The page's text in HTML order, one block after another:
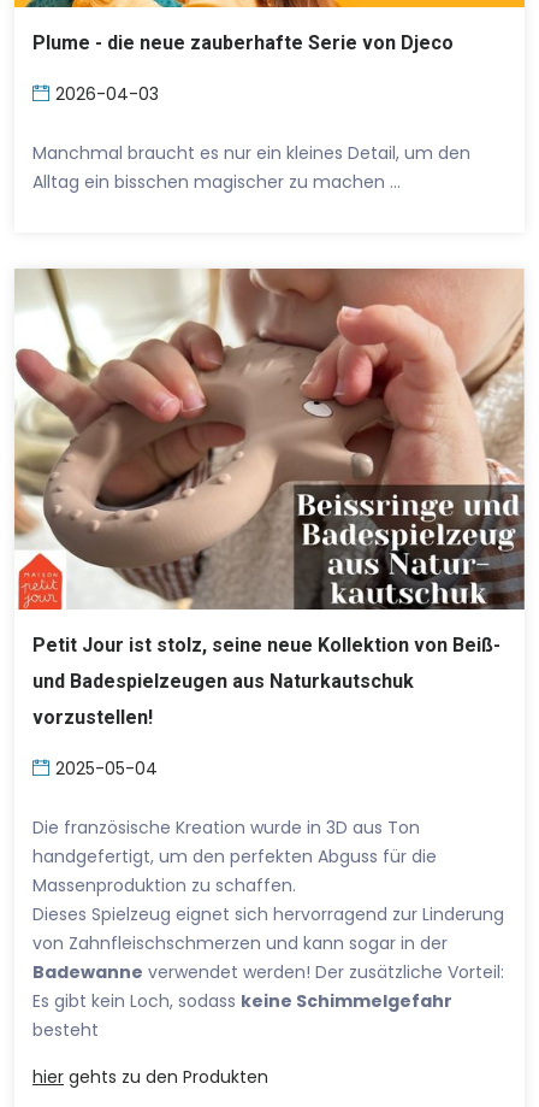
Plume - die neue zauberhafte Serie von Djeco
2026-04-03
Manchmal braucht es nur ein kleines Detail, um den
Alltag ein bisschen magischer zu machen …
Petit Jour ist stolz, seine neue Kollektion von Beiß-
und Badespielzeugen aus Naturkautschuk
vorzustellen!
2025-05-04
Die französische Kreation wurde in 3D aus Ton
handgefertigt, um den perfekten Abguss für die
Massenproduktion zu schaffen.
Dieses Spielzeug eignet sich hervorragend zur Linderung
von Zahnfleischschmerzen und kann sogar in der
Badewanne verwendet werden! Der zusätzliche Vorteil:
Es gibt kein Loch, sodass keine Schimmelgefahr
besteht
hier gehts zu den Produkten